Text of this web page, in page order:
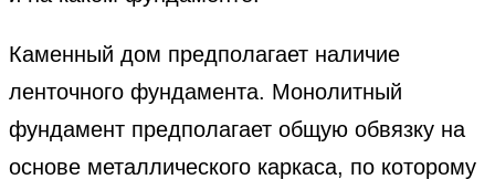
Каменный дом предполагает наличие
ленточного фундамента. Монолитный
фундамент предполагает общую обвязку на
основе металлического каркаса, по которому